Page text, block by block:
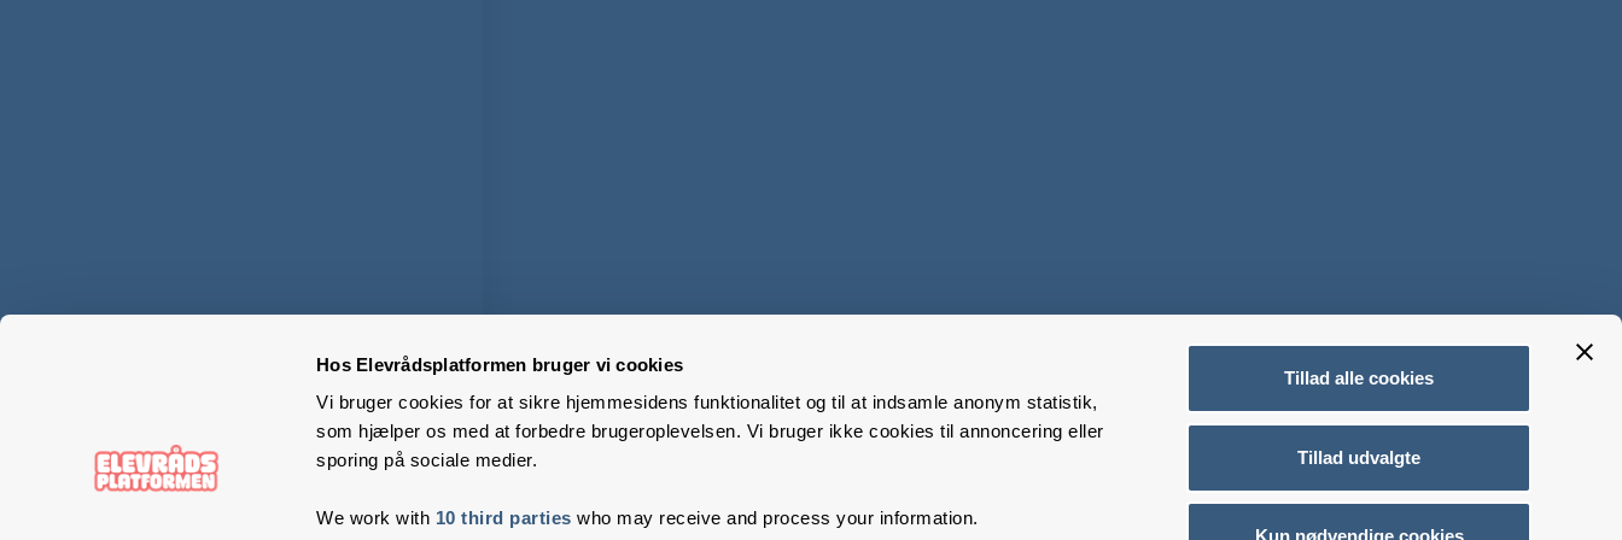
Hos Elevrådsplatformen bruger vi cookies
Vi bruger cookies for at sikre hjemmesidens funktionalitet og til at indsamle anonym statistik,
som hjælper os med at forbedre brugeroplevelsen. Vi bruger ikke cookies til annoncering eller
sporing på sociale medier.
We work with 10 third parties who may receive and process your information.
Tillad alle cookies
Tillad udvalgte
Kun nødvendige cookies